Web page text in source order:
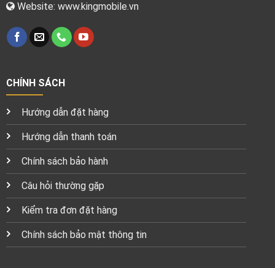
Website: www.kingmobile.vn
CHÍNH SÁCH
Hướng dẫn đặt hàng
Hướng dẫn thanh toán
Chính sách bảo hành
Câu hỏi thường gặp
Kiểm tra đơn đặt hàng
Chính sách bảo mật thông tin